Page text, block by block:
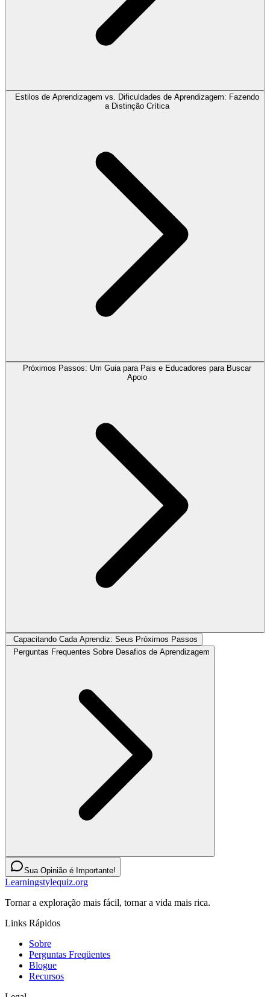
Estilos de Aprendizagem vs. Dificuldades de Aprendizagem: Fazendo
a Distinção Crítica
Próximos Passos: Um Guia para Pais e Educadores para Buscar
Apoio
Capacitando Cada Aprendiz: Seus Próximos Passos
Perguntas Frequentes Sobre Desafios de Aprendizagem
Sua Opinião é Importante!
Learningstylequiz.org
Tornar a exploração mais fácil, tornar a vida mais rica.
Links Rápidos
Sobre
Perguntas Freqüentes
Blogue
Recursos